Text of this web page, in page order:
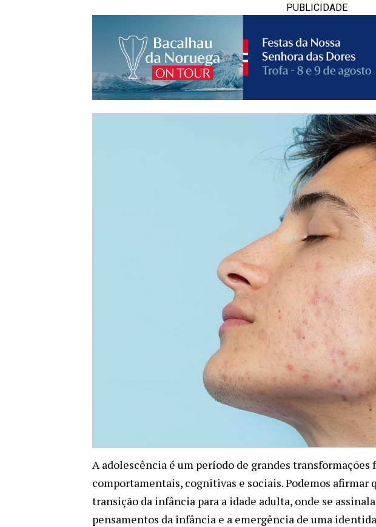
PUBLICIDADE
A adolescência é um período de grandes transformações
comportamentais, cognitivas e sociais. Podemos afirmar
transição da infância para a idade adulta, onde se
pensamentos da infância e a emergência de uma